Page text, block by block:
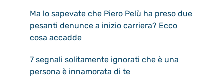
Ma lo sapevate che Piero Pelù ha preso due
pesanti denunce a inizio carriera? Ecco
cosa accadde
7 segnali solitamente ignorati che è una
persona è innamorata di te